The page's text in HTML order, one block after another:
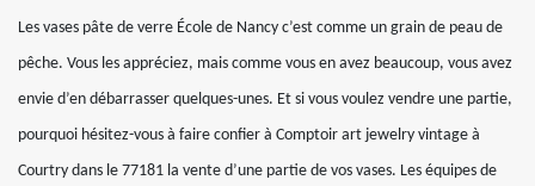
Les vases pâte de verre École de Nancy c’est comme un grain de peau de
pêche. Vous les appréciez, mais comme vous en avez beaucoup, vous avez
envie d’en débarrasser quelques-unes. Et si vous voulez vendre une partie,
pourquoi hésitez-vous à faire confier à Comptoir art jewelry vintage à
Courtry dans le 77181 la vente d’une partie de vos vases. Les équipes de